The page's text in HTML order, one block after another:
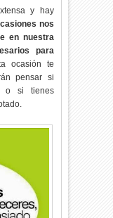
y hay
nos
en nuestra
para
ocasión te
pensar si
o si tienes